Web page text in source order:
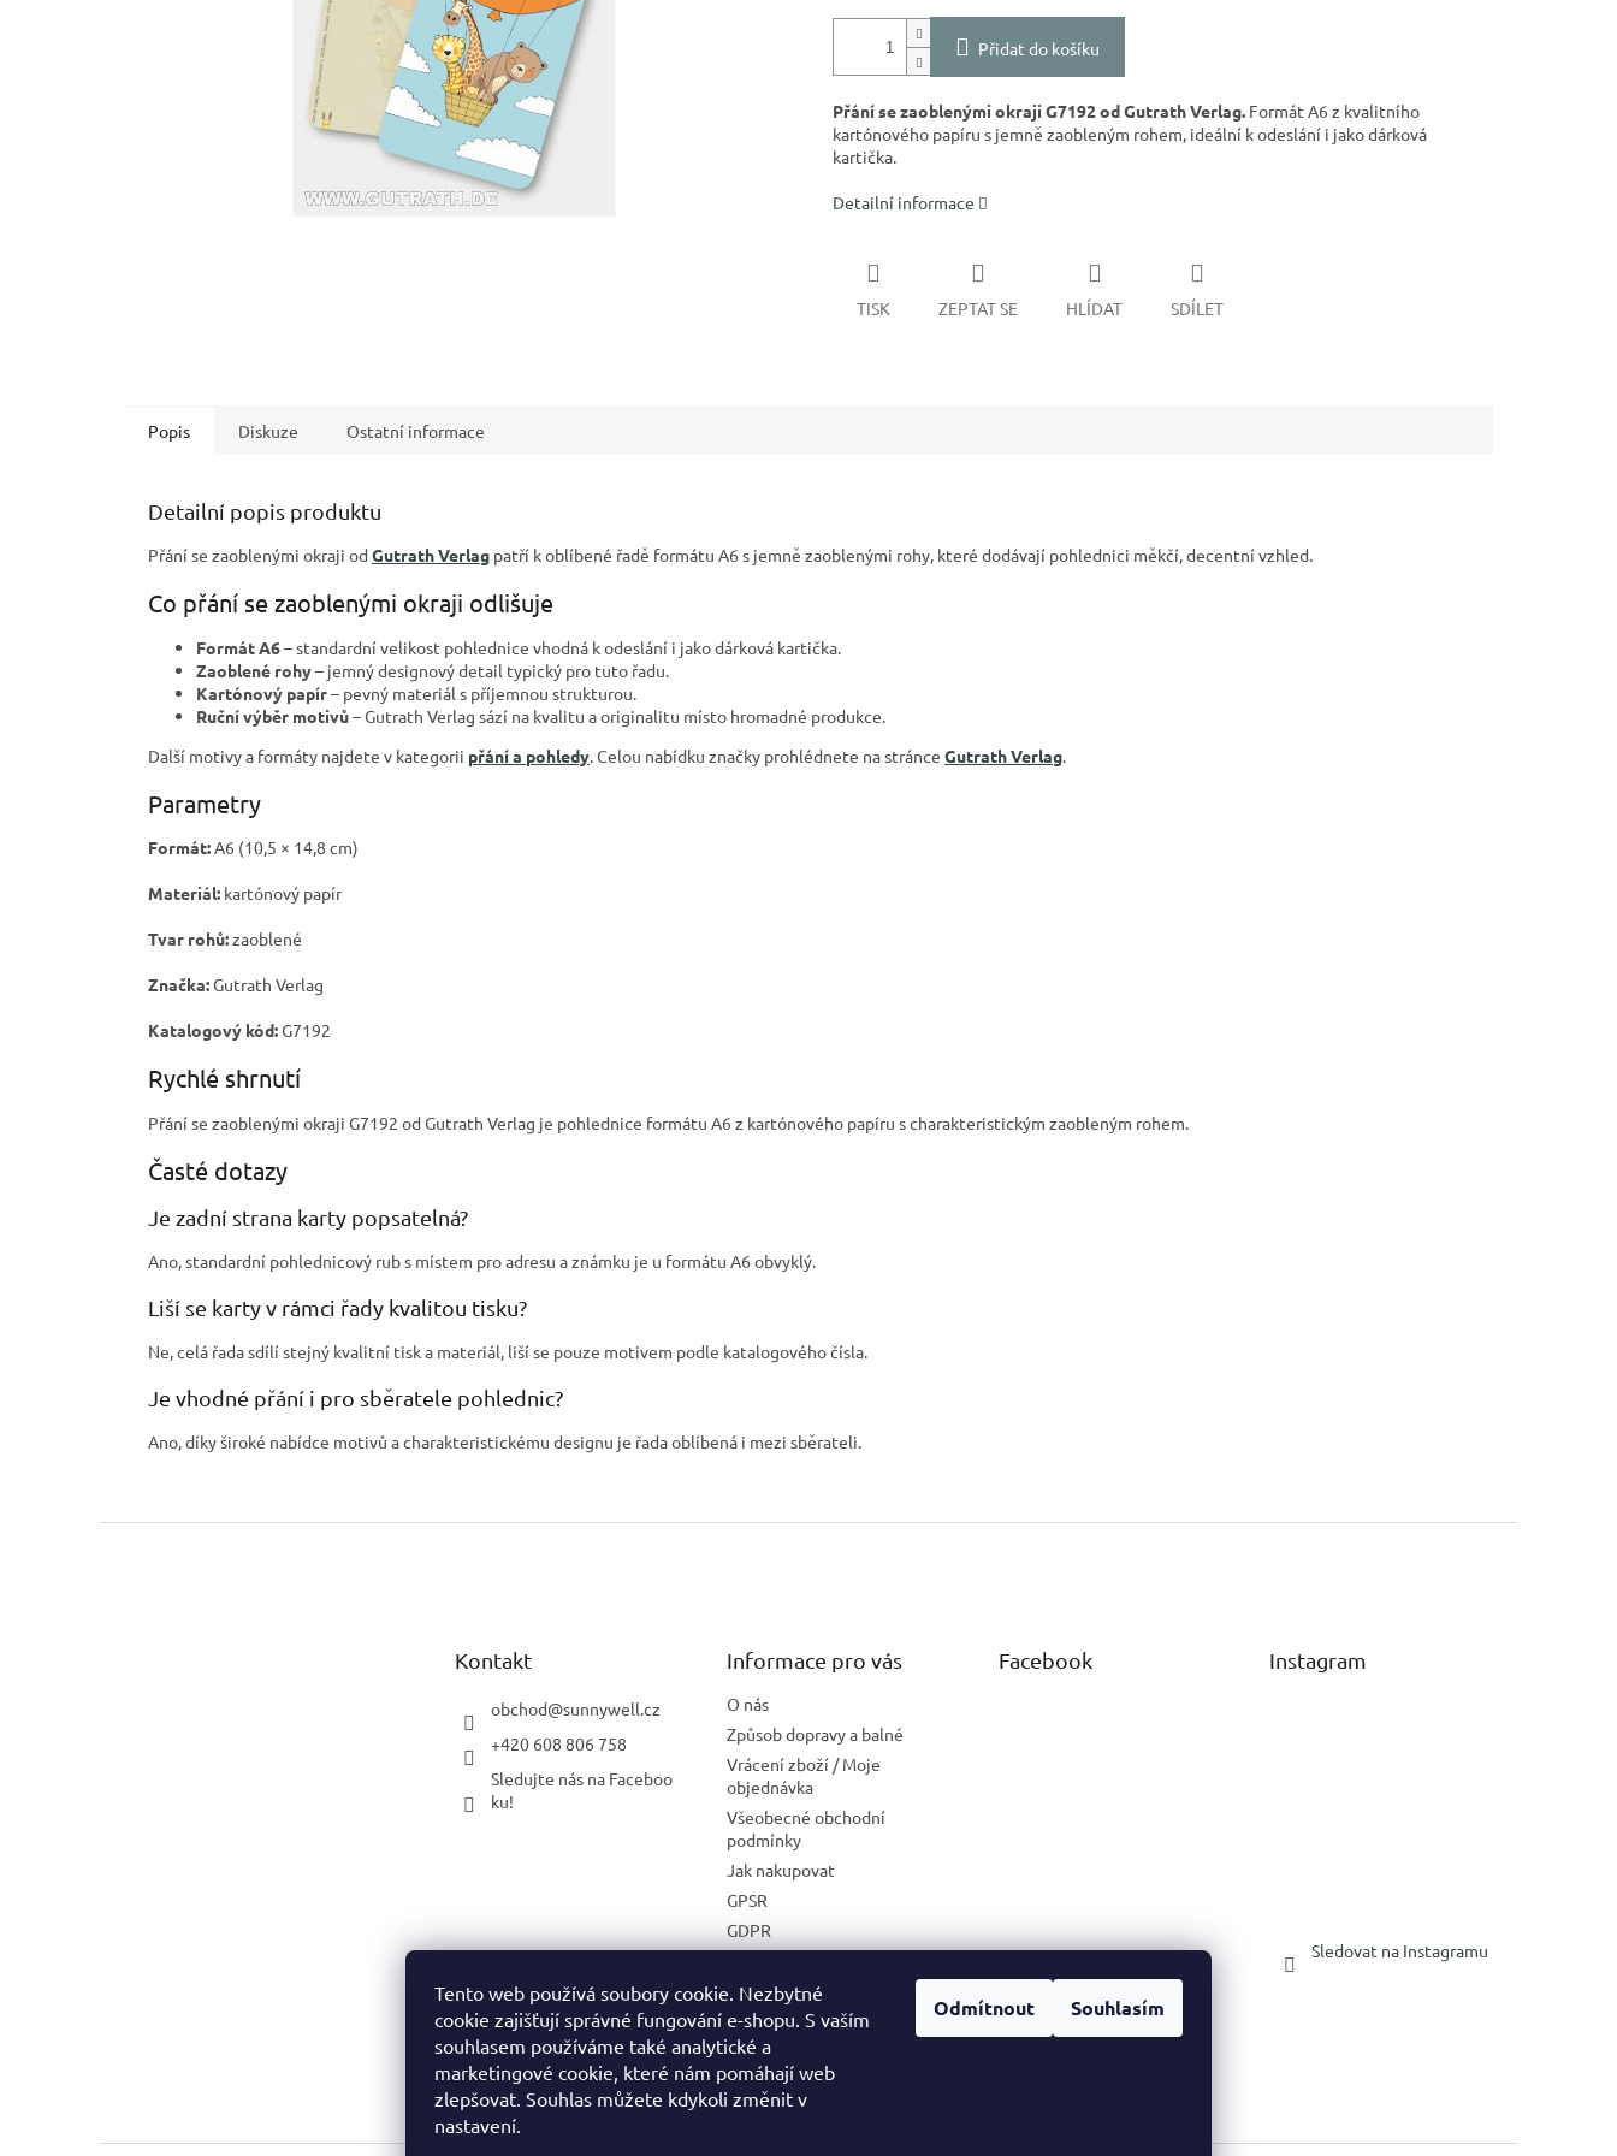
Tento web používá soubory cookie. Nezbytné
cookie zajišťují správné fungování e-shopu. S vaším
souhlasem používáme také analytické a
marketingové cookie, které nám pomáhají web
zlepšovat. Souhlas můžete kdykoli změnit v
nastavení.
Odmítnout Souhlasím
Přidat do košíku
Přání se zaoblenými okraji G7192 od Gutrath Verlag. Formát A6 z kvalitního
kartónového papíru s jemně zaobleným rohem, ideální k odeslání i jako dárková
kartička.
Detailní informace
TISK ZEPTAT SE HLÍDAT SDÍLET
Popis Diskuze Ostatní informace
Detailní popis produktu
Přání se zaoblenými okraji od Gutrath Verlag patří k oblíbené řadě formátu A6 s jemně zaoblenými rohy, které dodávají pohlednici měkčí, decentní vzhled.
Co přání se zaoblenými okraji odlišuje
Formát A6– standardní velikost pohlednice vhodná k odeslání i jako dárková kartička.
Zaoblené rohy– jemný designový detail typický pro tuto řadu.
Kartónový papír– pevný materiál s příjemnou strukturou.
Ruční výběr motivů– Gutrath Verlag sází na kvalitu a originalitu místo hromadné produkce.
Další motivy a formáty najdete v kategorii přání a pohledy. Celou nabídku značky prohlédnete na stránce Gutrath Verlag.
Parametry
Formát:A6 (10,5 × 14,8 cm)
Materiál: kartónový papír
Tvar rohů:zaoblené
Značka:Gutrath Verlag
Katalogový kód:G7192
Rychlé shrnutí
Přání se zaoblenými okraji G7192 od Gutrath Verlag je pohlednice formátu A6 z kartónového papíru s charakteristickým zaobleným rohem.
Časté dotazy
Je zadní strana karty popsatelná?
Ano, standardní pohlednicový rub s místem pro adresu a známku je u formátu A6 obvyklý.
Liší se karty v rámci řady kvalitou tisku?
Ne, celá řada sdílí stejný kvalitní tisk a materiál, liší se pouze motivem podle katalogového čísla.
Je vhodné přání i pro sběratele pohlednic?
Ano, díky široké nabídce motivů a charakteristickému designu je řada oblíbená i mezi sběrateli.
Kontakt
obchod@sunnywell.cz
+420 608 806 758
Sledujte nás na Faceboo
ku!
Informace pro vás
O nás
Způsob dopravy a balné
Vrácení zboží / Moje
objednávka
Všeobecné obchodní
podmínky
Jak nakupovat
GPSR
GDPR
Velkoobchodní spolupráce
Facebook Instagram
Sledovat na Instagramu
MEDIA KIT